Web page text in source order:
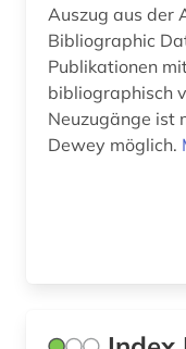
ozeanien (1)
parlament (1)
Auszug aus der
Bibliographic
Publikationen
bibliographisch
Neuzugänge ist monatlich nach Alphabet oder
Dewey möglich.